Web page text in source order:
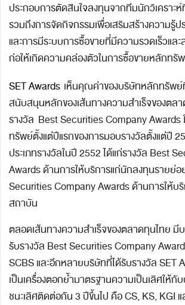
ประกอบการตัดสินใจลงทุนจากทีมนักวิเคราะ
รวมถึงการจัดกิจกรรมเพื่อเสริมสร้างความรู้
และการมีระบบการซื้อขายที่มีความรวดเร็วแล
ก่อให้เกิดความคล่องตัวในการซื้อขายหลักทรั
SET Awards เห็นคุณค่าของบริษัทหลักทรัพย์
สนับสนุนหลักของเส้นทางความสำเร็จของตล
รางวัล Best Securities Company Awards
ทรัพย์ตั้งแต่ปีแรกของการมอบรางวัลตั้งแต่ปี
ประเภทรางวัลในปี 2552 ได้แก่รางวัล Best
Awards ด้านการให้บริการแก่นักลงทุนรายย่อ
Securities Company Awards ด้านการให้บ
สถาบัน
ตลอดเส้นทางความสำเร็จของตลาดทุนไทย
รับรางวัล Best Securities Company
SCBS และอีกหลายบริษัทที่ได้รับรางวัล SET
เป็นเครื่องตอกย้ำมาตรฐานความเป็นเลิศให้กั
ชนะเลิศติดต่อกัน 3 ปีขึ้นไป คือ CS, KS, KGI